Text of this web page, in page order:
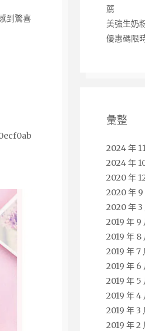
到驚喜
薦
美強生奶
優惠碼限
彙整
2024 年
2024 年
2020 年
2020 年 9
2020 年 3
2019 年 9
2019 年 8
2019 年 7
2019 年 6
2019 年 5
2019 年 4
2019 年 3
2019 年 2